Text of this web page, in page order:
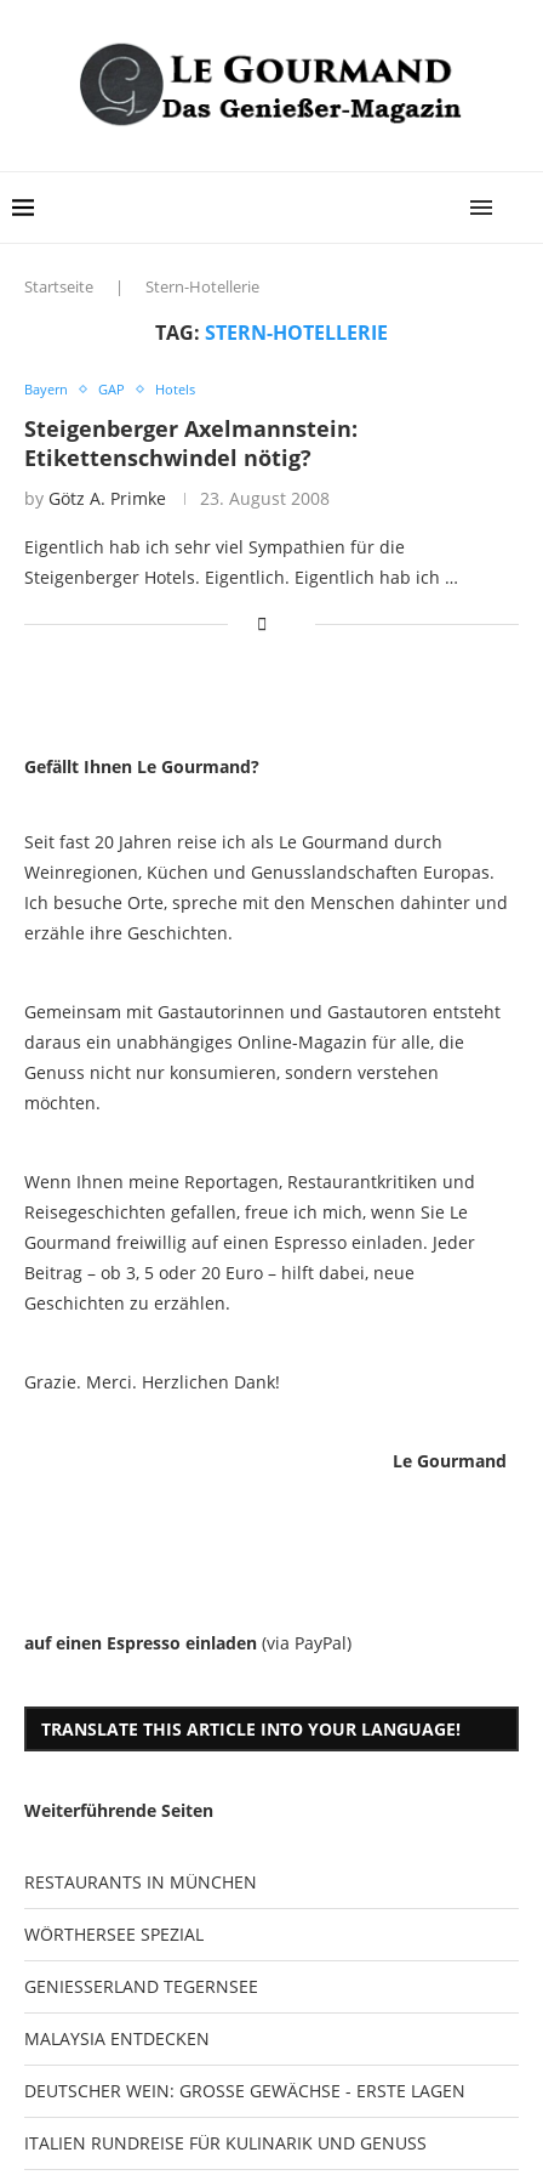
Startseite | Stern-Hotellerie
TAG: STERN-HOTELLERIE
Bayern GAP Hotels
Steigenberger Axelmannstein:
Etikettenschwindel nötig?
by Götz A. Primke 23. August 2008
Eigentlich hab ich sehr viel Sympathien für die
Steigenberger Hotels. Eigentlich. Eigentlich hab ich …
Gefällt Ihnen Le Gourmand?
Seit fast 20 Jahren reise ich als Le Gourmand durch
Weinregionen, Küchen und Genusslandschaften Europas.
Ich besuche Orte, spreche mit den Menschen dahinter und
erzähle ihre Geschichten.
Gemeinsam mit Gastautorinnen und Gastautoren entsteht
daraus ein unabhängiges Online-Magazin für alle, die
Genuss nicht nur konsumieren, sondern verstehen
möchten.
Wenn Ihnen meine Reportagen, Restaurantkritiken und
Reisegeschichten gefallen, freue ich mich, wenn Sie Le
Gourmand freiwillig auf einen Espresso einladen. Jeder
Beitrag – ob 3, 5 oder 20 Euro – hilft dabei, neue
Geschichten zu erzählen.
Grazie. Merci. Herzlichen Dank!
Le Gourmand
auf einen Espresso einladen (via PayPal)
TRANSLATE THIS ARTICLE INTO YOUR LANGUAGE!
Weiterführende Seiten
RESTAURANTS IN MÜNCHEN
WÖRTHERSEE SPEZIAL
GENIESSERLAND TEGERNSEE
MALAYSIA ENTDECKEN
DEUTSCHER WEIN: GROSSE GEWÄCHSE - ERSTE LAGEN
ITALIEN RUNDREISE FÜR KULINARIK UND GENUSS